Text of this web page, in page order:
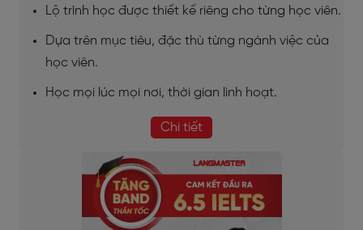
Lộ trình học được thiết kế riêng cho từng học viên.
Dựa trên mục tiêu, đặc thù từng ngành việc của
học viên.
Học mọi lúc mọi nơi, thời gian linh hoạt.
Chi tiết